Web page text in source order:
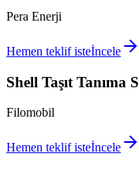
Pera Enerji
Hemen teklif isteİncele
Shell Taşıt Tanıma
Filomobil
Hemen teklif isteİncele